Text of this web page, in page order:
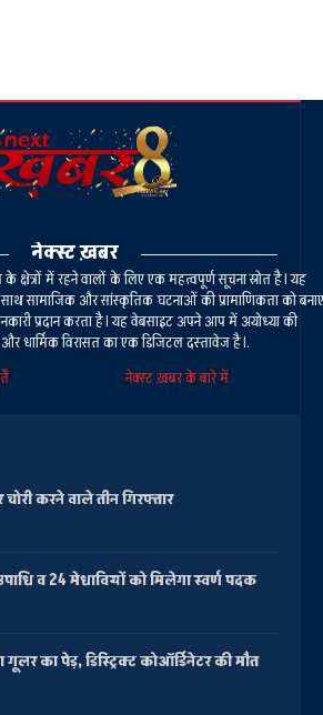
नेक्स्ट ख़बर
में रहने वालों के लिए एक महत्वपूर्ण सूचना स्रोत है। यह
सामाजिक और सांस्कृतिक घटनाओं की प्रामाणिकता को बनाए
प्रदान करता है। यह वेबसाइट अपने आप में अयोध्या की
धार्मिक विरासत का एक डिजिटल दस्तावेज है।.
नेक्स्ट ख़बर के बारे में
करने वाले तीन गिरफ्तार
व 24 मेधावियों को मिलेगा स्वर्ण पदक
का पेड़, डिस्ट्रिक्ट कोऑर्डिनेटर की मौत